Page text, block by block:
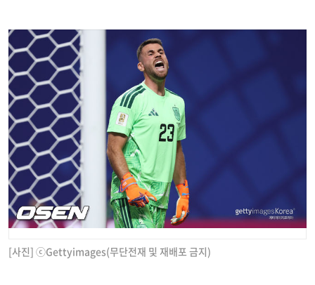
[사진] ⓒGettyimages(무단전재 및 재배포 금지)